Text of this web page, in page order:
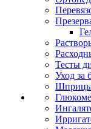
Тесты
Уход за